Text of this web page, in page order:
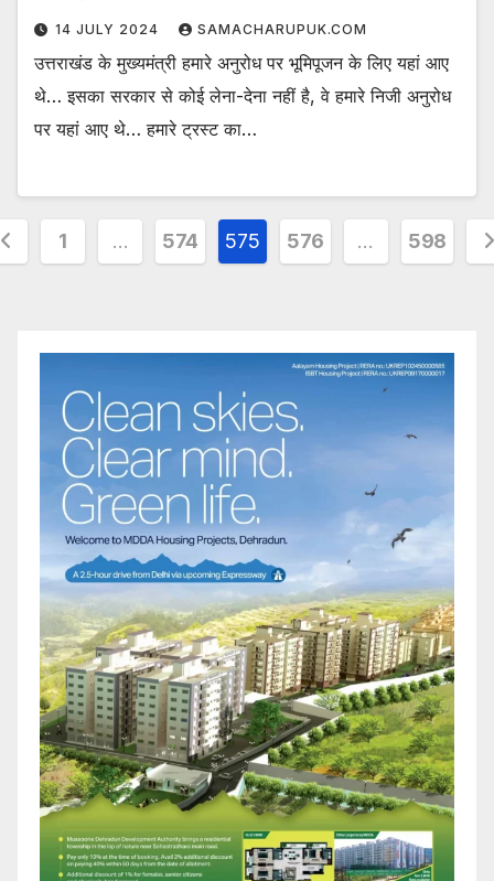
14 JULY 2024 SAMACHARUPUK.COM
उत्तराखंड के मुख्यमंत्री हमारे अनुरोध पर भूमिपूजन के लिए यहां आए
थे… इसका सरकार से कोई लेना-देना नहीं है, वे हमारे निजी अनुरोध
पर यहां आए थे… हमारे ट्रस्ट का…
1 … 574 575 576 … 598